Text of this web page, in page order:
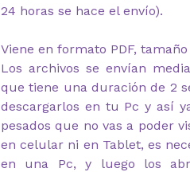
24 horas se hace el envío).
Viene en formato PDF,
Los archivos se envían
que tiene una duración de 2
descargarlos en tu Pc y así
pesados que no vas a poder
en celular ni en Tablet, es
en una Pc, y luego los